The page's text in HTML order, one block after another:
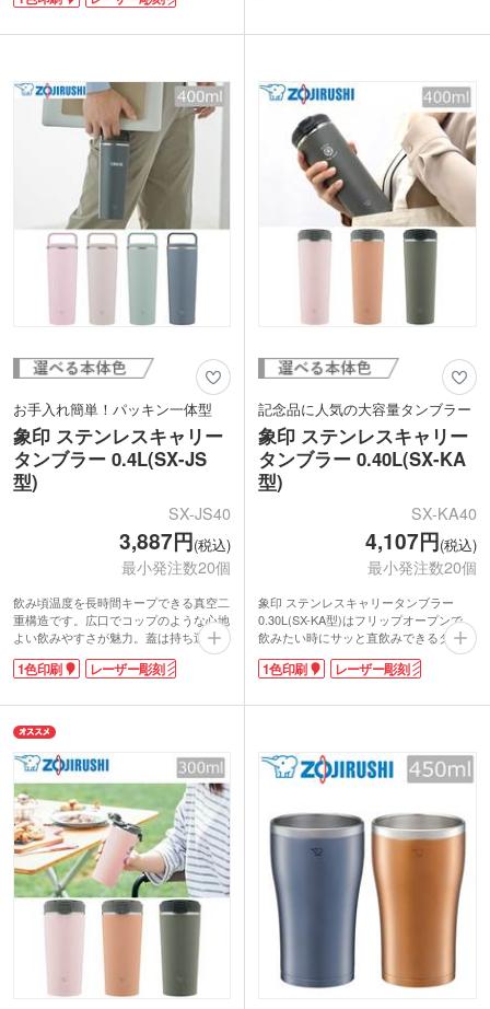
ぎ、ストローもさしやすいのが嬉しいで
ィスでの使用にも適しています。内面は
傷や汚れが目立ちにくいマット塗装。蓋
は分解して洗えて、いつも清潔に保てま
す。出勤前のテイクアウトドリンクもマ
イタンブラーに入れて、サステナブルな
毎日を送れますね。
1色またはレーザー彫刻で印刷ができま
す。ワンポイントでロゴを印刷できるパ
ッド印刷、デザインを大きく印刷できる
回転シルク印刷のほか、高級感あふれる
レーザー彫刻もおすすめです。安心と実
績のある象印ブランドは、特別な周年記
念品やオープン記念品に人気です。
感で、おしゃれなニュアンスカラーが魅
校章や企業名を印刷すれば、卒業記念や
創立記念にぴったりなノベルティが制作
できますよ。安心信頼の象印ブランドは
年齢性別問わず喜ばれます。
お手入れ簡単！パッキン一体型
象印 ステンレスキャリー
タンブラー 0.4L(SX-JS
型)
SX-JS40
3,887円(税込)
最小発注数20個
飲み頃温度を長時間キープできる真空二
重構造です。広口でコップのような心地
よい飲みやすさが魅力。蓋は持ち運びに
便利なハンドル付きで、密閉しやすいス
クリュー形状です。表面は少しザラっと
がおしゃれ。
安心信頼の象印ブランドは毎日使いたい
アイテムです。側面に1色印刷かレーザ
ー彫刻が可能。企業ロゴを名入れすれ
ば、性別問わず喜ばれる竣工記念品や周
年記念品が制作できます。
1色印刷 レーザー彫刻
記念品に人気の大容量タンブラー
象印 ステンレスキャリー
タンブラー 0.40L(SX-KA
型)
SX-KA40
4,107円(税込)
最小発注数20個
象印 ステンレスキャリータンブラー
0.30L(SX-KA型)はフリップオープンで、
飲みたい時にサッと直飲みできるタンブ
ラー。アウトドアや外出時にも嬉しいた
っぷり容量約400mlです。ハンドスクリ
構造で保冷温性もバッチリ。飲みごろを
す。高級感のあるレーザー彫刻印刷は、
企業の周年記念にオススメです。本体は
ー。ファッション感覚でおしゃれに使え
ます。
1色印刷 レーザー彫刻